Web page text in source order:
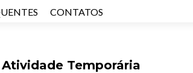
CONTATOS
Temporária